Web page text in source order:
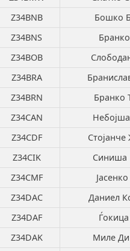
Z34BNB
Бошко
Z34BNS
Z34BOB
Z34BRA
Z34BRN
Бранко
Z34CAN
Z34CDF
Z34CIK
Синиша
Z34CMF
Z34DAC
Даниел
Z34DAF
Z34DAK
Миле